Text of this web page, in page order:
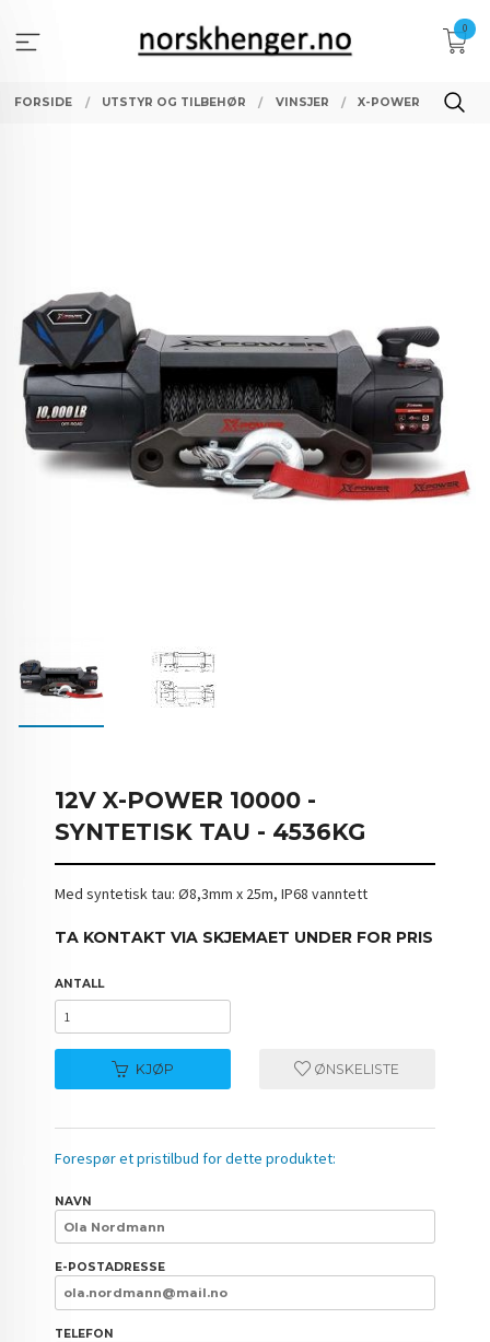
innholdet
0
FORSIDE UTSTYR OG TILBEHØR VINSJER X-POWER
12V X-POWER 10000 -
SYNTETISK TAU - 4536KG
Med syntetisk tau: Ø8,3mm x 25m, IP68 vanntett
TA KONTAKT VIA SKJEMAET UNDER FOR PRIS
ANTALL
KJØP ØNSKELISTE
Forespør et pristilbud for dette produktet:
NAVN
E-POSTADRESSE
TELEFON